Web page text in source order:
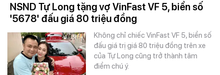
NSND Tự Long tặng vợ VinFast VF 5, biển số
'5678' đấu giá 80 triệu đồng
Không chỉ chiếc VinFast VF 5, biển số
đấu giá trị giá 80 triệu đồng trên xe
của Tự Long cũng trở thành tâm
điểm chú ý.